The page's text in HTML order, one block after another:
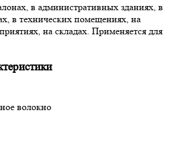
в административных зданиях, в
в технических помещениях, на
на складах. Применяется для
волокно